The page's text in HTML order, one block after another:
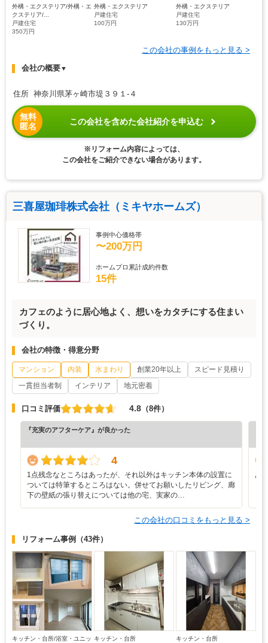
外構・エクステリア/外構・エ
クステリア/...
戸建住宅
350万円
外構・エクステリア
戸建住宅
100万円
外構・エクステリア
戸建住宅
130万円
この会社の事例をもっと見る >
会社の概要▼
住所 神奈川県茅ヶ崎市堤３９１-４
無料
匿名
この会社を含めた会社紹介を申込む
※リフォーム内容によっては、
この会社をご紹介できない場合があります。
三喜屋珈琲株式会社（ミキヤホームズ）
事例中心価格帯
〜200万円
ホームプロ累計成約件数
15件
カフェのように居心地よく、想いをカタチにする住まい
づくり。
会社の特徴・得意分野
マンション 内装 水まわり 創業20年以上
スピード見積り
一貫担当者制
インテリア 地元密着
口コミ評価 4.8 （8件）
『充実のアフターケア』が良かった
4
1点残念なところはあったが、それ以外はキッチン本体の設置に
ついては特筆するところはない。併せてお願いしたリビング、廊
下の壁紙の張り替えについては他の宅、実家の…
あ
この会社の口コミをもっと見る >
リフォーム事例 （43件）
キッチン・台所/浴室・ユニッ キッチン・台所
キッチン・台所